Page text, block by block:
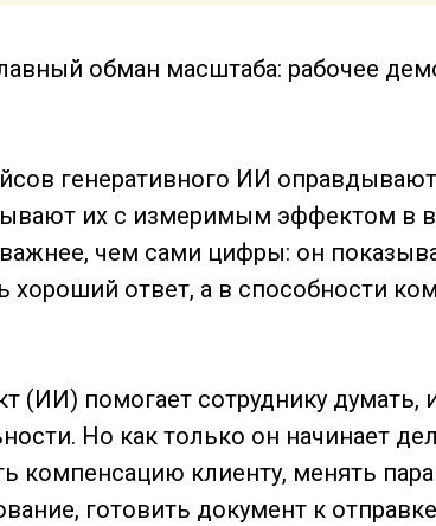
обман масштаба: рабочее
генеративного ИИ
их с измеримым эффектом в
чем сами цифры: он
ответ, а в способности
(ИИ) помогает сотруднику думать,
Но как только он начинает
компенсацию клиенту, менять
готовить документ к